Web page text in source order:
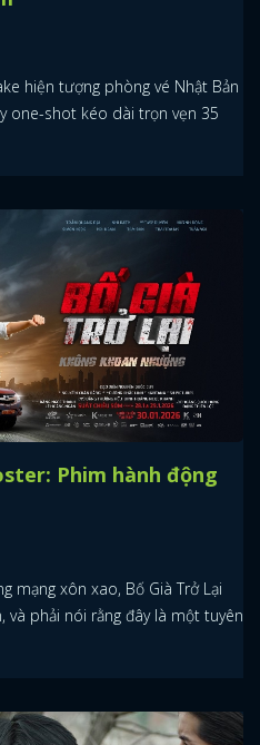
hiện tượng phòng vé Nhật Bản
one-shot kéo dài trọn vẹn 35
Phim hành động
mạng xôn xao, Bố Già Trở Lại
phải nói rằng đây là một tuyên